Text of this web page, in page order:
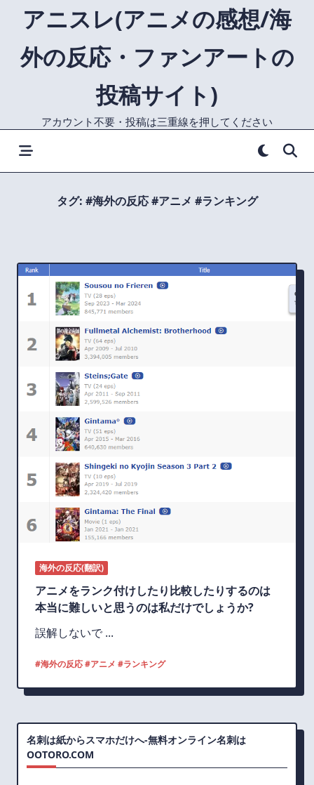
アニスレ(アニメの感想/海
外の反応・ファンアートの
投稿サイト)
アカウント不要・投稿は三重線を押してください
タグ: #海外の反応 #アニメ #ランキング
海外の反応(翻訳)
アニメをランク付けしたり比較したりするのは
本当に難しいと思うのは私だけでしょうか?
誤解しないで ...
#海外の反応 #アニメ #ランキング
名刺は紙からスマホだけへ-無料オンライン名刺は
OOTORO.COM